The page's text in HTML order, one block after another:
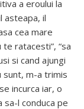
a eroului la
asteapa, il
cea mare
ratacesti”, “sa
si cand ajungi
sunt, m-a trimis
incurca iar, o
l conduca pe